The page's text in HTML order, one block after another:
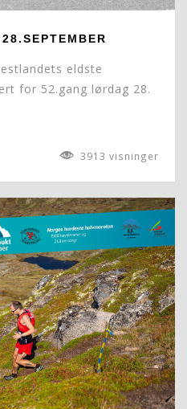
eldste
for 52.gang lørdag 28.
3913 visninger